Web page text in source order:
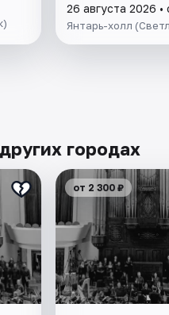
26 августа 2026 •
Янтарь-холл
городах
от 2 300 ₽